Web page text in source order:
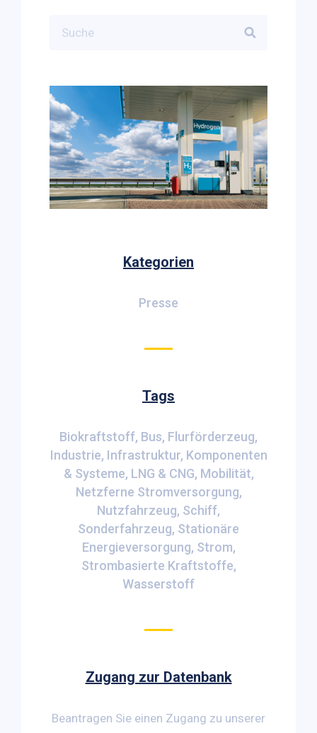
Kategorien
Presse
Tags
Biokraftstoff Bus Flurförderzeug
Industrie Infrastruktur Komponenten
& Systeme LNG & CNG Mobilität
Netzferne Stromversorgung
Nutzfahrzeug Schiff
Sonderfahrzeug Stationäre
Energieversorgung Strom
Strombasierte Kraftstoffe
Wasserstoff
Zugang zur Datenbank
Beantragen Sie einen Zugang zu unserer